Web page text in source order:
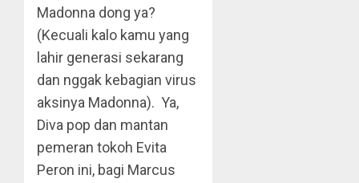
Madonna dong ya?
(Kecuali kalo kamu yang
lahir generasi sekarang
dan nggak kebagian virus
aksinya Madonna). Ya,
Diva pop dan mantan
pemeran tokoh Evita
Peron ini, bagi Marcus